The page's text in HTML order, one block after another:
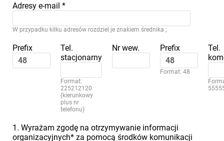
Adresy e-mail *
W przypadku kilku adresów rozdziel je znakiem średnika ;
Prefix
Tel.
stacjonarny
Format:
225212120
(kierunkowy
plus nr
telefonu)
Nr wew. Prefix
Format: 48
Tel.
1. Wyrażam zgodę na otrzymywanie informacji
organizacyjnych* za pomocą środków komunikacji